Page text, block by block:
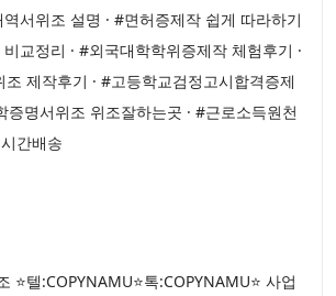
서위조 설명 · #면허증제작 쉽게 따라하기
교정리 · #외국대학학위증제작 체험후기 ·
제작후기 · #고등학교검정고시합격증제
증명서위조 위조잘하는곳 · #근로소득원천
간배송
텔:COPYNAMU⭐톡:COPYNAMU⭐ 사업